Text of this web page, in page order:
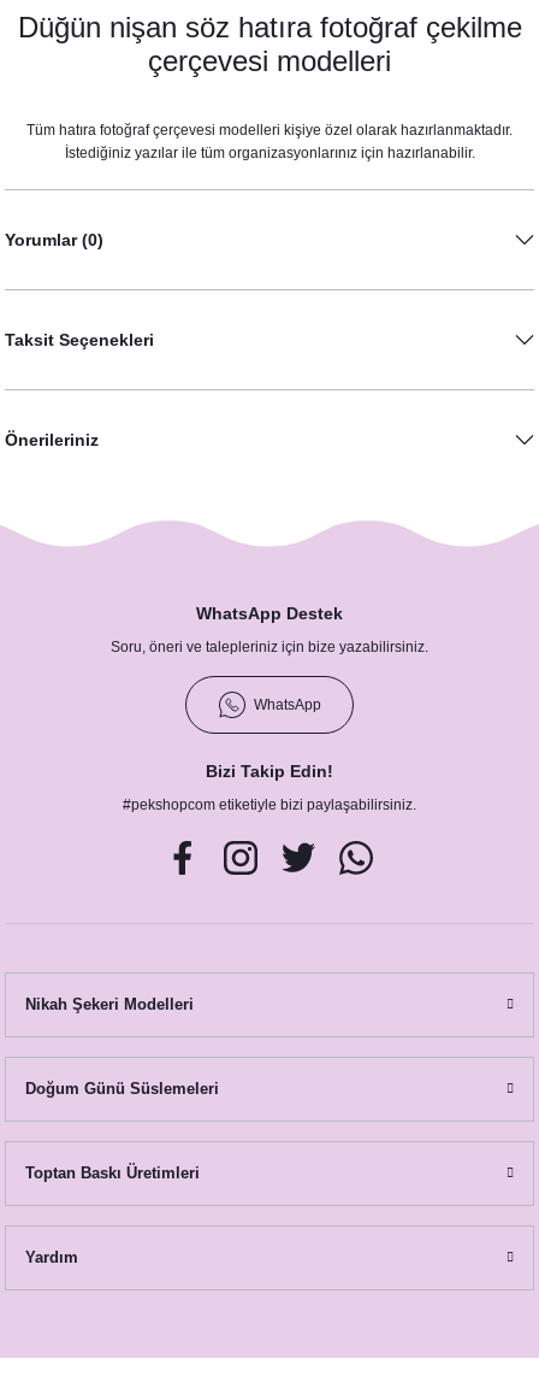
Cipso Lavanta Konsept Konuşma Balonları Seti
530,00 TL
Cipso Lavanta Konsept Şövaleli Karşılama Panosu
8,75 TL
Cipso Lavanta Konsept Menü Kartı
Düğün nişan söz hatıra fotoğraf çekilme
çerçevesi modelleri
Tüm hatıra fotoğraf çerçevesi modelleri kişiye özel olarak hazırlanmaktadır.
İstediğiniz yazılar ile tüm organizasyonlarınız için hazırlanabilir.
Yorumlar (0)
Taksit Seçenekleri
Önerileriniz
WhatsApp Destek
Soru, öneri ve talepleriniz için bize yazabilirsiniz.
WhatsApp
Bizi Takip Edin!
#pekshopcom etiketiyle bizi paylaşabilirsiniz.
Nikah Şekeri Modelleri
Doğum Günü Süslemeleri
Toptan Baskı Üretimleri
Yardım